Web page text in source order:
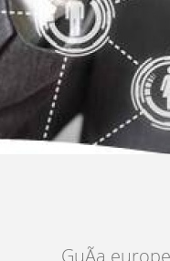
GuÃ­a